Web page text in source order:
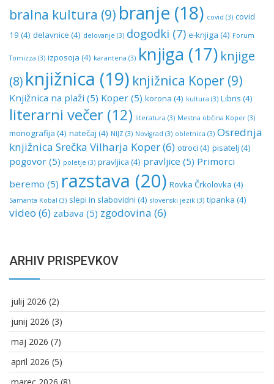
bralna kultura (9) branje (18) covid (3) covid
19 (4) delavnice (4) delovanje (3) dogodki (7) e-knjiga (4) Forum
Tomizza (3) izposoja (4) karantena (3) knjiga (17) knjige
(8) knjižnica (19) knjižnica Koper (9)
Knjižnica na plaži (5) Koper (5) korona (4) kultura (3) Libris (4)
literarni večer (12) literatura (3) Mestna občina Koper (3)
monografija (4) natečaj (4) NIJZ (3) Novigrad (3) obletnica (3) Osrednja
knjižnica Srečka Vilharja Koper(6) otroci (4) pisatelj (4)
pogovor (5) poletje (3) pravljica (4) pravljice (5) Primorci
beremo (5) razstava (20) Rovka Črkolovka (4)
Samanta Kobal (3) slepi in slabovidni (4) slovenski jezik (3) tipanka (4)
video (6) zabava (5) zgodovina (6)
ARHIV PRISPEVKOV
julij 2026 (2)
junij 2026 (3)
maj 2026 (7)
april 2026 (5)
marec 2026 (8)